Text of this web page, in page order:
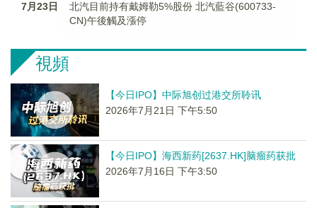
7月23日
北汽目前持有戴姆勒5%股份 北汽藍谷(600733-
CN)午後觸及漲停
視頻
【今日IPO】中际旭创过港交所聆讯
2026年7月21日 下午5:50
【今日IPO】海西新药[2637.HK]脑瘤药获批
2026年7月16日 下午3:50